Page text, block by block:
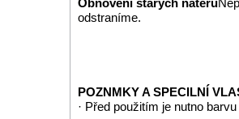
Obnovení starých nátěrů
odstraníme.
POZNMKY A SPECILNÍ
· Před použitím je nutno